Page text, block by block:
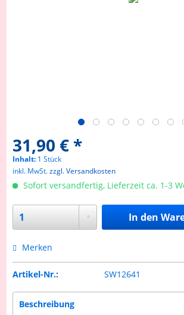
31,90 € *
Inhalt: 1 Stück
inkl. MwSt.zzgl. Versandkosten
Sofort versandfertig, Lieferzeit ca. 1-3
In den
Merken
Artikel-Nr.: SW12641
Beschreibung